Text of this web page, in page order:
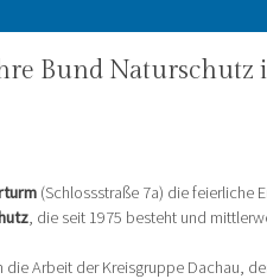
Bund Naturschutz
(Schlossstraße 7a) die feierliche
, die seit 1975 besteht und
Arbeit der Kreisgruppe Dachau,